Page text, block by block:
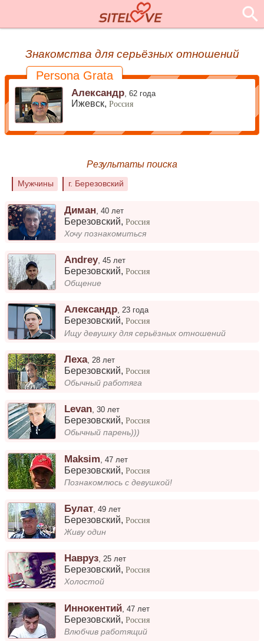
Знакомства для серьёзных отношений
Persona Grata
Александр ,62 года
Ижевск,Россия
Результаты поиска
Мужчины г. Березовский
Диман ,40 лет
Березовский,Россия
Хочу познакомиться
Andrey,45 лет
Березовский,Россия
Общение
Александр,23 года
Березовский,Россия
Ищу девушку для серьёзных отношений
Леха, 28 лет
Березовский,Россия
Обычный работяга
Levan ,30 лет
Березовский,Россия
Обычный парень)))
Maksim ,47 лет
Березовский,Россия
Познакомлюсь с девушкой!
Булат ,49 лет
Березовский,Россия
Живу один
Навруз,25 лет
Березовский,Россия
Холостой
Иннокентий ,47 лет
Березовский,Россия
Влюбчив работящий